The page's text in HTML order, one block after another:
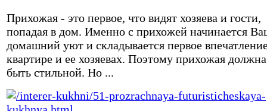
Прихожая - это первое, что видят хозяева и гости,
попадая в дом. Именно с прихожей начинается
домашний уют и складывается первое
квартире и ее хозяевах. Поэтому прихожая должна
быть стильной. Но ...